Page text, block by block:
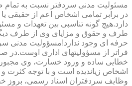
مسئولیت مدنی سردفتر نسبت به
در برابر تمامی اشخاص اعم از حقیقی
دارد.هیچ گونه تناسبی بین تعهدات و
طرف و حقوق و مزایای وی از طرف
حرفه ای وجود ندارد!مسؤولیت مدنی
فراتر از مسؤولیتهای اداری اوست.در
خطایی ساده و ورود خسارت، وی
اشخاص زیاندیده است و با توجه کثرت
وظایف سردفتران اسناد رسمی، بروز